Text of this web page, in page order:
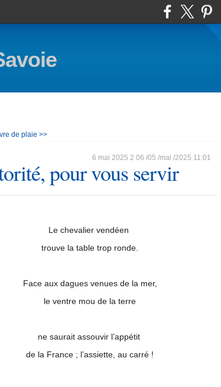
de plaie >>
6 mai 2025 2 06 /05 /mai /2025 11:01
pour vous servir
Le chevalier vendéen
trouve la table trop ronde.
Face aux dagues venues de la mer,
le ventre mou de la terre
ne saurait assouvir l’appétit
de la France ; l’assiette, au carré !